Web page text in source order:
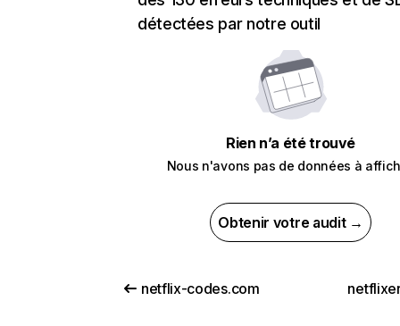
détectées par notre outil
Rien n’a été trouvé
Nous n'avons pas de données à
Obtenir votre audit →
netflix-codes.com